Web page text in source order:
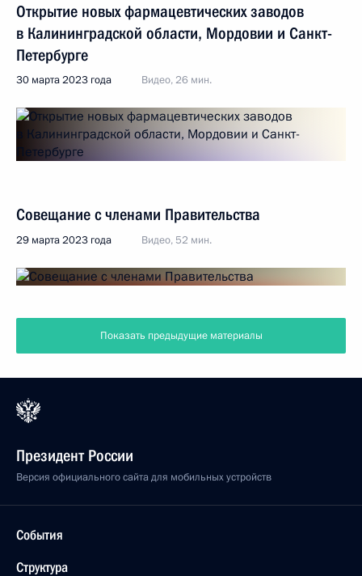
Открытие новых фармацевтических заводов
в Калининградской области, Мордовии и Санкт-
Петербурге
30 марта 2023 года Видео, 26 мин.
Совещание с членами Правительства
29 марта 2023 года Видео, 52 мин.
Показать предыдущие материалы
Президент России
Версия официального сайта для мобильных устройств
События
Структура